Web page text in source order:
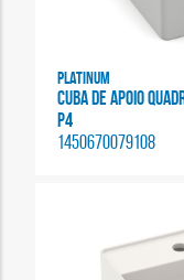
Platinum
CUBA DE APOIO
P4
1450670079108